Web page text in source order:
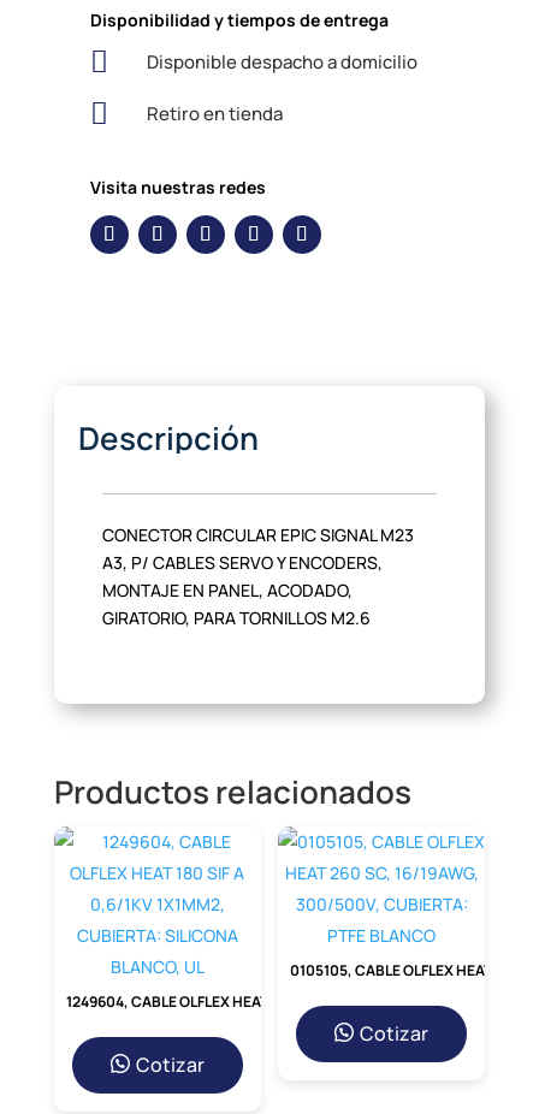
Disponibilidad y tiempos de entrega
 Disponible despacho a domicilio
 Retiro en tienda
Visita nuestras redes
Descripción
CONECTOR CIRCULAR EPIC SIGNAL M23
A3, P/ CABLES SERVO Y ENCODERS,
MONTAJE EN PANEL, ACODADO,
GIRATORIO, PARA TORNILLOS M2.6
Productos relacionados
Cotizar
Cotizar